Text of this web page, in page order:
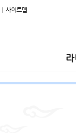
| 사이트맵